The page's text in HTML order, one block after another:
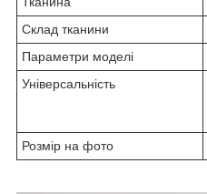
Склад тканини
Параметри моделі
Універсальність
Розмір на фото